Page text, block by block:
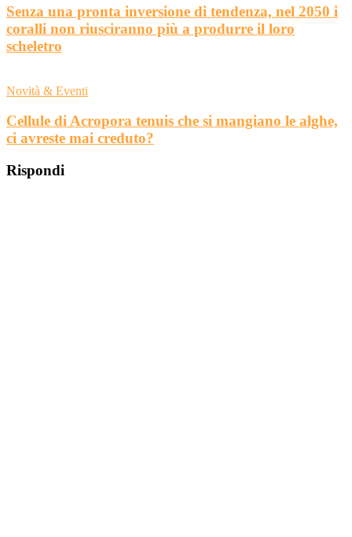
Senza una pronta inversione di tendenza, nel 2050 i
coralli non riusciranno più a produrre il loro
scheletro
Novità & Eventi
Cellule di Acropora tenuis che si mangiano le alghe,
ci avreste mai creduto?
Rispondi